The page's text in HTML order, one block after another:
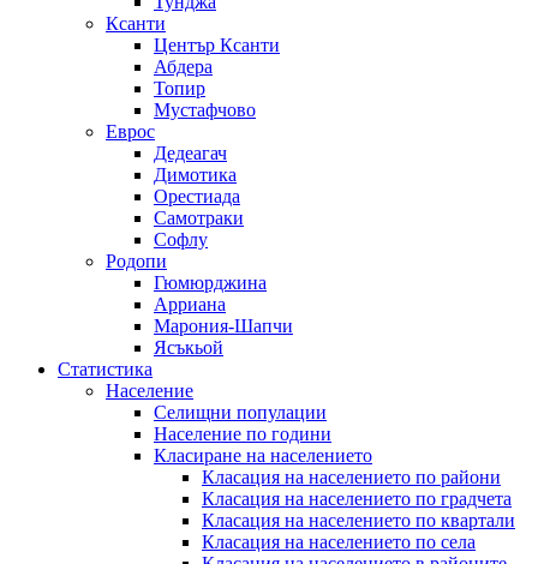
Ксанти
Център Ксанти
Абдера
Топир
Мустафчово
Еврос
Дедеагач
Димотика
Орестиада
Самотраки
Софлу
Родопи
Гюмюрджина
Арриана
Марония-Шапчи
Ясъкьой
Статистика
Население
Селищни популации
Население по години
Класиране на населението
Класация на населението по райони
Класация на населението по градчета
Класация на населението по квартали
Класация на населението по села